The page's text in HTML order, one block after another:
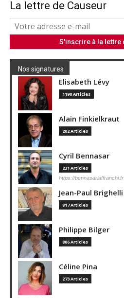
La lettre de Causeur
Nos signatures
Elisabeth Lévy
1190 Articles
Alain Finkielkraut
202 Articles
Cyril Bennasar
231 Articles
https://bennasarlaffranchi.fr
Jean-Paul Brighelli
817 Articles
Philippe Bilger
806 Articles
Céline Pina
273 Articles